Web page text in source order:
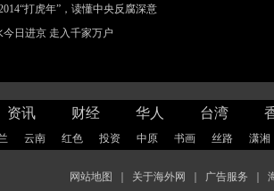
打虎年”，读懂中央反腐深意
日进京 走入千家万户
资讯 财经 华人 台湾
云南 红色 投资 中原 书画 丝路 潇湘
网站地图 关于海外网 广告服务